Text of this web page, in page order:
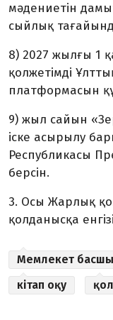
мәдениетін
сыйлық
8) 2027 жылғы 1
қолжетімді
платформасын
9) жыл сайын
іске асырылу
Республикасы
берсін.
3. Осы Жарлық
қолданысқа
Мемлекет
кітап оқу